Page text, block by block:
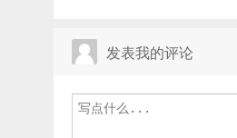
发表我的评论